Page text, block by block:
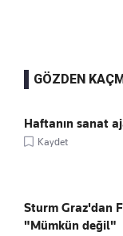
GÖZDEN
Haftanın sanat
Kaydet
Sturm Graz'dan
"Mümkün değil"